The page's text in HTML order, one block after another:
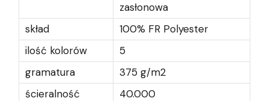
zasłonowa
skład
100% FR Polyester
ilość kolorów
5
gramatura
375 g/m2
ścieralność
40.000